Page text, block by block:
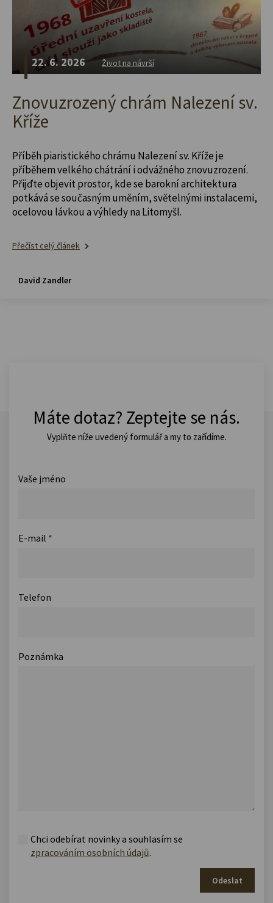
22. 6. 2026 Život na návrší
Znovuzrozený chrám Nalezení sv.
Kříže
Příběh piaristického chrámu Nalezení sv. Kříže je
příběhem velkého chátrání i odvážného znovuzrození.
Přijďte objevit prostor, kde se barokní architektura
potkává se současným uměním, světelnými instalacemi,
ocelovou lávkou a výhledy na Litomyšl.
Přečíst celý článek
David Zandler
Máte dotaz? Zeptejte se nás.
Vyplňte níže uvedený formulář a my to zařídíme.
Vaše jméno
E-mail *
Telefon
Poznámka
Chci odebírat novinky a souhlasím se
zpracováním osobních údajů.
Odeslat